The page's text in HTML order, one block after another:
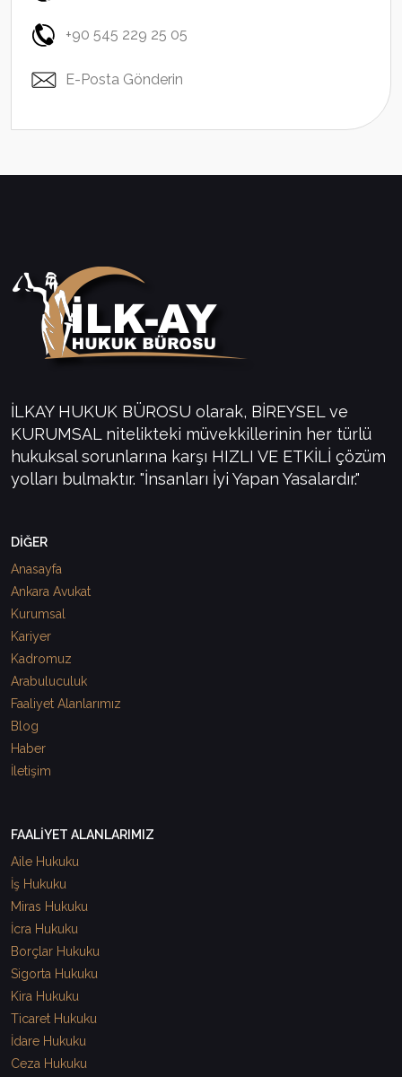
+90 545 229 25 05
E-Posta Gönderin
İLKAY HUKUK BÜROSU olarak, BİREYSEL ve
KURUMSAL nitelikteki müvekkillerinin her türlü
hukuksal sorunlarına karşı HIZLI VE ETKİLİ çözüm
yolları bulmaktır. "İnsanları İyi Yapan Yasalardır."
DİĞER
Anasayfa
Ankara Avukat
Kurumsal
Kariyer
Kadromuz
Arabuluculuk
Faaliyet Alanlarımız
Blog
Haber
İletişim
FAALİYET ALANLARIMIZ
Aile Hukuku
İş Hukuku
Miras Hukuku
İcra Hukuku
Borçlar Hukuku
Sigorta Hukuku
Kira Hukuku
Ticaret Hukuku
İdare Hukuku
Ceza Hukuku